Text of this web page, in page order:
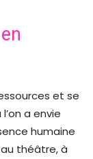
et se
a envie
humaine
théâtre, à